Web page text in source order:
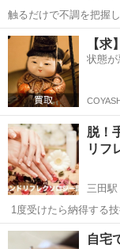
触るだけで不調を把握
『足と脚のスペシャリ
クソロジー！就職や独
ースです！ 実技、講
兵庫 神戸市 リ
【求
状態が
COYASH
脱！
リフ
三田駅
1度受けたら納得する
短時間に、あふれんば
ちは！ みなさんは手を
兵庫 三田市 三
自宅